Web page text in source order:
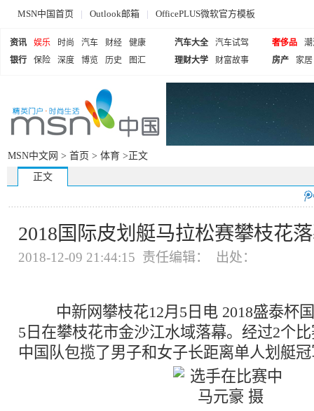
MSN中国首页 | Outlook邮箱 | OfficePLUS微软官方模板
资讯 娱乐 时尚 汽车 财经
健康
银行
保险 深度 博览 历史 图汇
汽车大全
汽车试驾
理财大学
财富故事
奢侈品
房产
家居
MSN中文网 > 首页 > 体育 >正文
正文
2018国际皮划艇马拉松赛攀枝花
2018-12-09 21:44:15 责任编辑： 出处：
中新网攀枝花12月5日电 2018盛泰杯
5日在攀枝花市金沙江水域落幕。经过2个
中国队包揽了男子和女子长距离单人划艇